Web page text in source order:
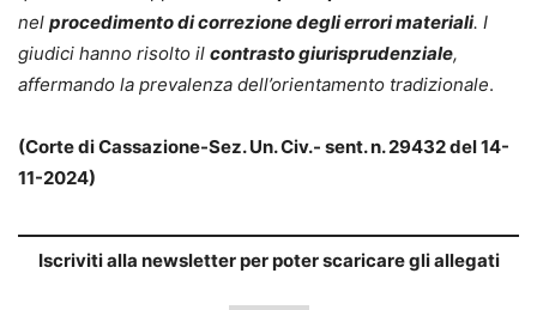
nel procedimento di correzione degli errori materiali. I
giudici hanno risolto il contrasto giurisprudenziale,
affermando la prevalenza dell’orientamento tradizionale.
(Corte di Cassazione-Sez. Un. Civ.- sent. n. 29432 del 14-
11-2024)
Iscriviti alla newsletter per poter scaricare gli allegati